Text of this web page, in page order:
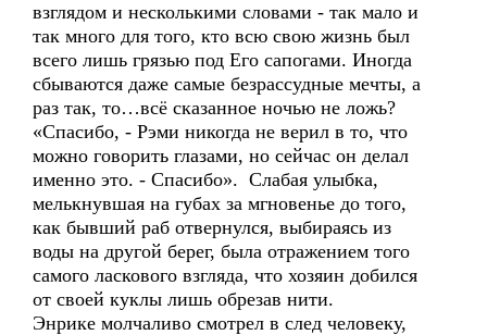
взглядом и несколькими словами - так мало и
так много для того, кто всю свою жизнь был
всего лишь грязью под Его сапогами. Иногда
сбываются даже самые безрассудные мечты, а
раз так, то…всё сказанное ночью не ложь?
«Спасибо, - Рэми никогда не верил в то, что
можно говорить глазами, но сейчас он делал
именно это. - Спасибо». Слабая улыбка,
мелькнувшая на губах за мгновенье до того,
как бывший раб отвернулся, выбираясь из
воды на другой берег, была отражением того
самого ласкового взгляда, что хозяин добился
от своей куклы лишь обрезав нити.
Энрике молчаливо смотрел в след человеку,